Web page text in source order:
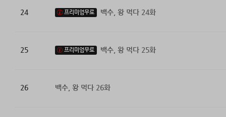
24 프리미엄무료 백수, 왕 먹다 24화
25 프리미엄무료 백수, 왕 먹다 25화
26 백수, 왕 먹다 26화